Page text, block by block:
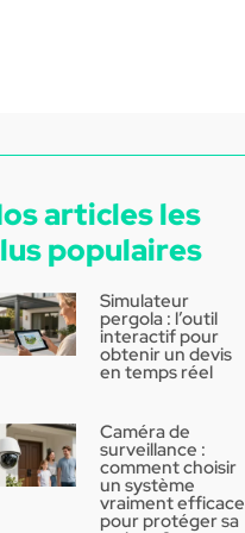
articles les
populaires
Simulateur
pergola : l’outil
interactif pour
obtenir un devis
en temps réel
Caméra de
surveillance :
comment choisir
un système
vraiment efficace
pour protéger sa